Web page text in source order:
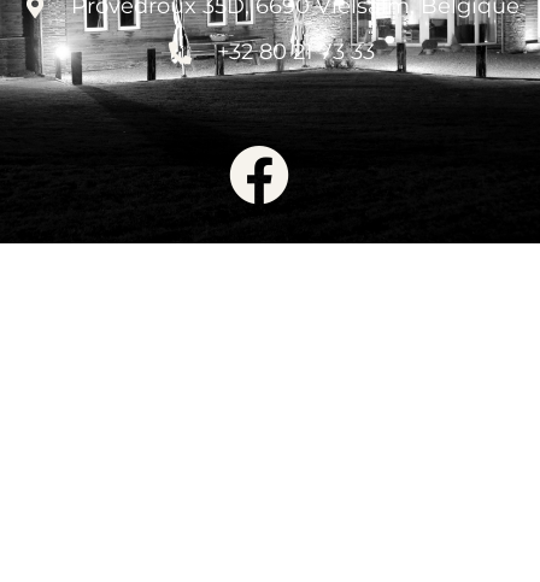
Provedroux 35D, 6690 Vielsalm, Belgique
+32 80 21 73 33